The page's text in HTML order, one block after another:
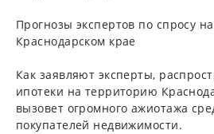
Прогнозы экспертов по спросу
Краснодарском крае
Как заявляют эксперты,
ипотеки на территорию
вызовет огромного ажиотажа
покупателей недвижимости.